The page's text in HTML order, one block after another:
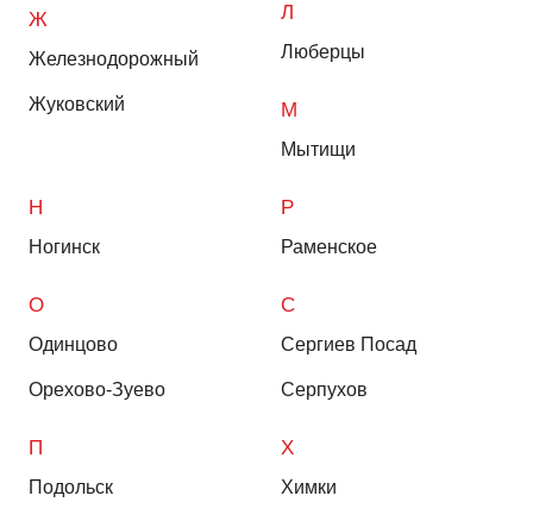
Ж
Железнодорожный
Жуковский
Л
Люберцы
М
Мытищи
Н
Ногинск
О
Одинцово
Орехово-Зуево
П
Подольск
Р
Раменское
С
Сергиев Посад
Серпухов
Х
Химки